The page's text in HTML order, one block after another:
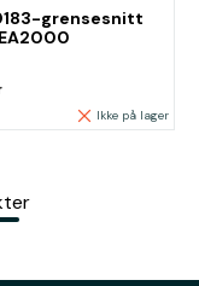
grensesnitt
Ikke på lager